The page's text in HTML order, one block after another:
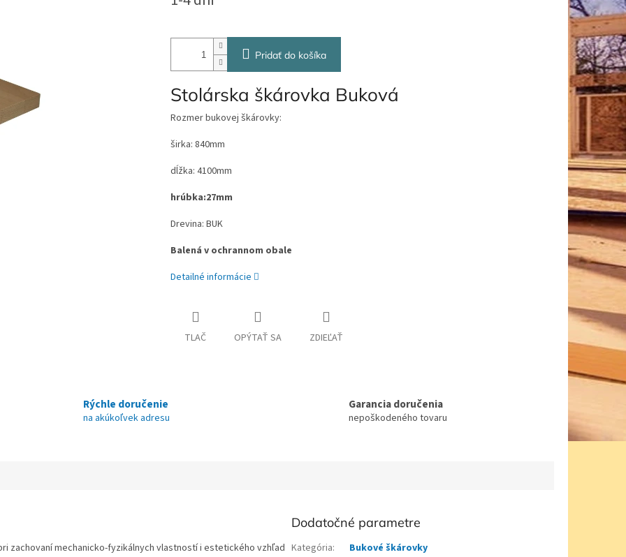
Pridať do košíka
Stolárska škárovka Buková
Rozmer bukovej škárovky:
širka: 840mm
dĺžka: 4100mm
hrúbka:27mm
Drevina: BUK
Balená v ochrannom obale
Detailné informácie
TLAČ OPÝTAŤ SA ZDIEĽAŤ
Rýchle doručenie
na akúkoľvek adresu
Garancia doručenia
nepoškodeného tovaru
zachovaní mechanicko-fyzikálnych vlastností i estetického vzhľad
Dodatočné parametre
Kategória:
Bukové škárovky